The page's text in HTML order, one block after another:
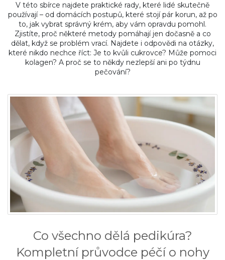
V této sbírce najdete praktické rady, které lidé skutečně
používají – od domácích postupů, které stojí pár korun, až po
to, jak vybrat správný krém, aby vám opravdu pomohl.
Zjistíte, proč některé metody pomáhají jen dočasně a co
dělat, když se problém vrací. Najdete i odpovědi na otázky,
které nikdo nechce říct: Je to kvůli cukrovce? Může pomoci
kolagen? A proč se to někdy nezlepší ani po týdnu
pečování?
Co všechno dělá pedikúra?
Kompletní průvodce péčí o nohy